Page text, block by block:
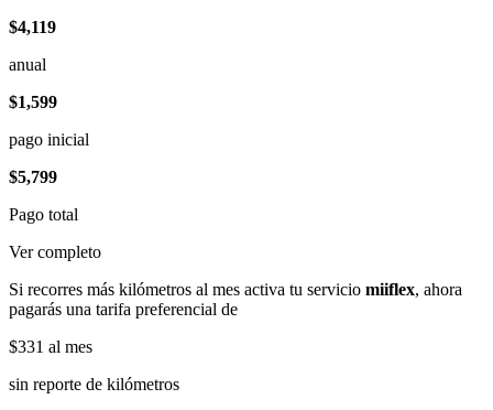
$4,119
anual
$1,599
pago inicial
$5,799
Pago total
Ver completo
Si recorres más kilómetros al mes activa tu servicio miiflex, ahora
pagarás una tarifa preferencial de
$331 al mes
sin reporte de kilómetros